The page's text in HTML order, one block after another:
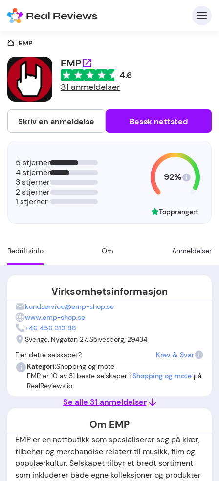
...EMP
EMP
4.6
31 anmeldelser
Skriv en anmeldelse Besøk nettsted
Bedriftsinfo Om Anmeldelser
5 stjerner
4 stjerner
3 stjerner
2 stjerner
1 stjerner
92%
Topprangert
Virksomhetsinformasjon
kundservice@emp-shop.se
www.emp-shop.se
+46 456 319 88
Sverige, Nygatan 27, Sölvesborg, 29434
Eier dette selskapet?
Krev & Svar
Kategori:Shopping og mote
EMP er 10 av 31 beste selskaper i Shopping og mote på
RealReviews.io
Se alle 31 anmeldelser
Om EMP
EMP er en nettbutikk som spesialiserer seg på klær,
tilbehør og merchandise relatert til musikk, film og
populærkultur. Selskapet tilbyr et bredt sortiment
som inkluderer både egne kolleksjoner og produkter